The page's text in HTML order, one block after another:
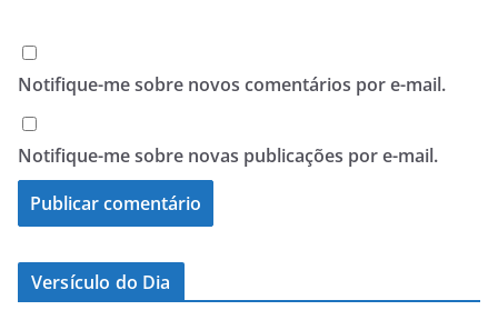
Notifique-me sobre novos comentários por e-mail.
Notifique-me sobre novas publicações por e-mail.
Versículo do Dia